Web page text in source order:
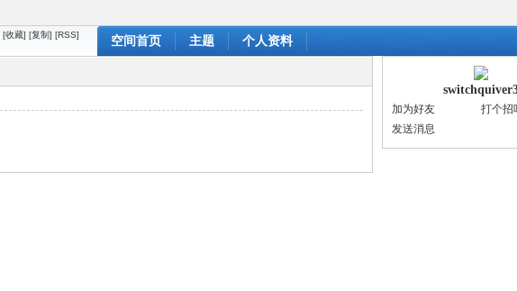
[收藏] [复制] [RSS] 空间首页 主题 个人资料
加为好友
打个招
发送消息